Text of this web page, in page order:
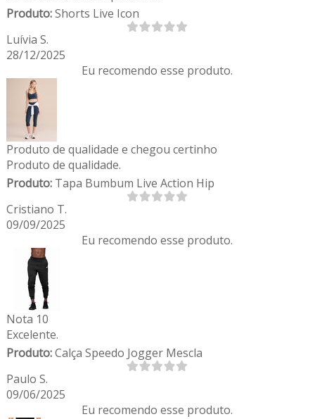
Produto:Shorts Live Icon
Luívia S.
28/12/2025
Eu recomendo esse produto.
Produto de qualidade e chegou certinho
Produto de qualidade.
Produto:Tapa Bumbum Live Action Hip
Cristiano T.
09/09/2025
Eu recomendo esse produto.
Nota 10
Excelente.
Produto:Calça Speedo Jogger Mescla
Paulo S.
09/06/2025
Eu recomendo esse produto.